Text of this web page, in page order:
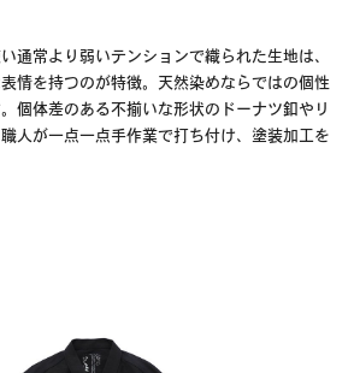
Published by Cubism Inc.:
通常より弱いテンションで織られた生地は、
表情を持つのが特徴。天然染めならではの個性
個体差のある不揃いな形状のドーナツ釦やリ
人が一点一点手作業で打ち付け、塗装加工を